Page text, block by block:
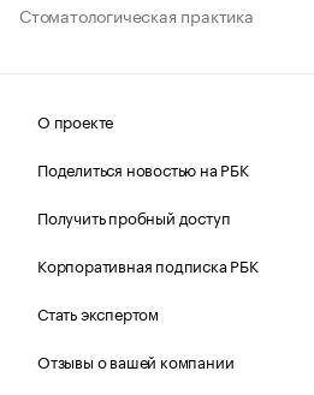
Стоматологическая практика
О проекте
Поделиться новостью на РБК
Получить пробный доступ
Корпоративная подписка РБК
Стать экспертом
Отзывы о вашей компании